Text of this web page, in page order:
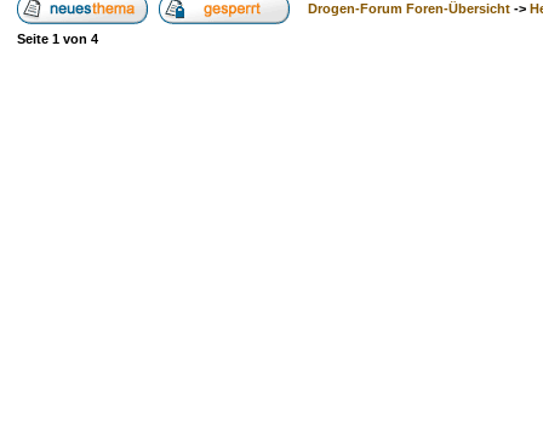
Drogen-Forum Foren-Übersicht ->
Seite 1 von 4